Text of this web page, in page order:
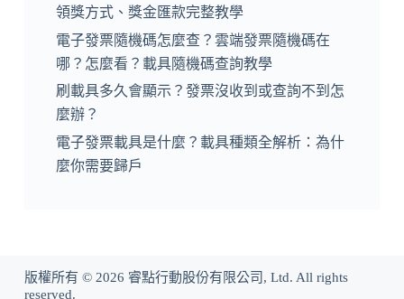
領獎方式、獎金匯款完整教學
電子發票隨機碼怎麼查？雲端發票隨機碼在
哪？怎麼看？載具隨機碼查詢教學
刷載具多久會顯示？發票沒收到或查詢不到怎
麼辦？
電子發票載具是什麼？載具種類全解析：為什
麼你需要歸戶
版權所有 © 2026 睿點行動股份有限公司, Ltd. All rights
reserved.